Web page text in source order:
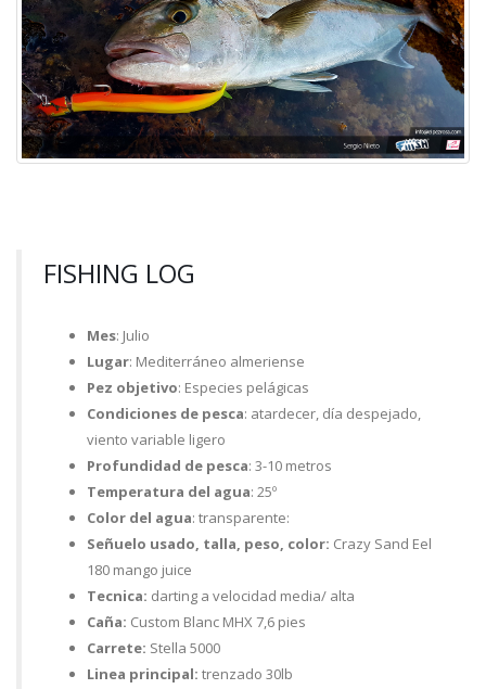
FISHING LOG
Mes: Julio
Lugar: Mediterráneo almeriense
Pez objetivo: Especies pelágicas
Condiciones de pesca: atardecer, día despejado,
viento variable ligero
Profundidad de pesca: 3-10 metros
Temperatura del agua: 25º
Color del agua: transparente:
Señuelo usado, talla, peso, color: Crazy Sand Eel
180 mango juice
Tecnica: darting a velocidad media/ alta
Caña: Custom Blanc MHX 7,6 pies
Carrete: Stella 5000
Linea principal: trenzado 30lb